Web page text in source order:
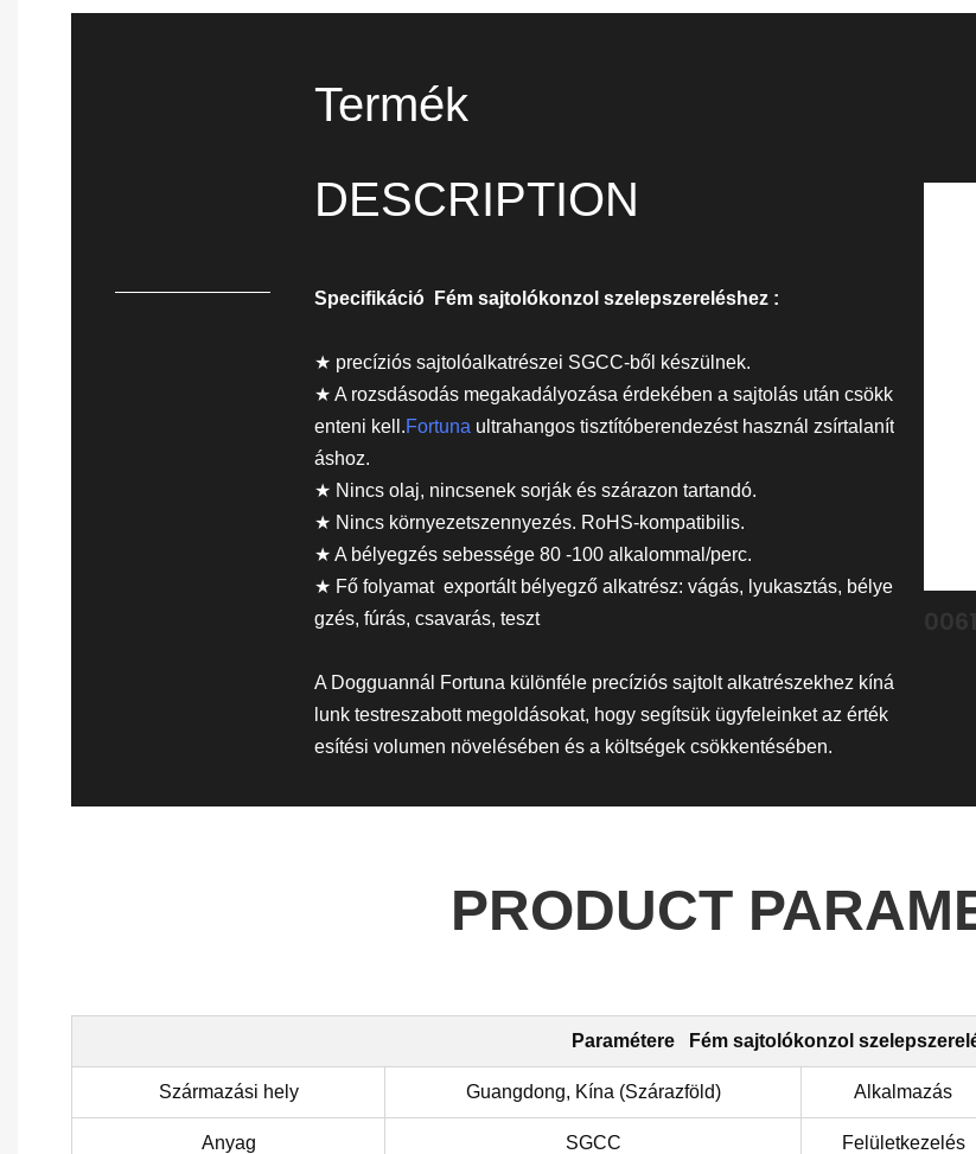
Termék
DESCRIPTION
Specifikáció Fém sajtolókonzol szelepszereléshez :
★ precíziós sajtolóalkatrészei SGCC-ből készülnek.
★ A rozsdásodás megakadályozása érdekében a sajtolás után csökk
enteni kell.Fortuna ultrahangos tisztítóberendezést használ zsírtalanít
áshoz.
★ Nincs olaj, nincsenek sorják és szárazon tartandó.
★ Nincs környezetszennyezés. RoHS-kompatibilis.
★ A bélyegzés sebessége 80 -100 alkalommal/perc.
★ Fő folyamat exportált bélyegző alkatrész: vágás, lyukasztás, bélye
gzés, fúrás, csavarás, teszt
A Dogguannál Fortuna különféle precíziós sajtolt alkatrészekhez kíná
lunk testreszabott megoldásokat, hogy segítsük ügyfeleinket az érték
esítési volumen növelésében és a költségek csökkentésében.
PRODUCT
Paramétere Fém sajtolókonzol
Származási hely Guangdong, Kína (Szárazföld) Alkalmazás
Anyag SGCC Felületkezelés